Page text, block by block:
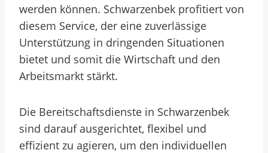
werden können. Schwarzenbek profitiert von
diesem Service, der eine zuverlässige
Unterstützung in dringenden Situationen
bietet und somit die Wirtschaft und den
Arbeitsmarkt stärkt.
Die Bereitschaftsdienste in Schwarzenbek
sind darauf ausgerichtet, flexibel und
effizient zu agieren, um den individuellen